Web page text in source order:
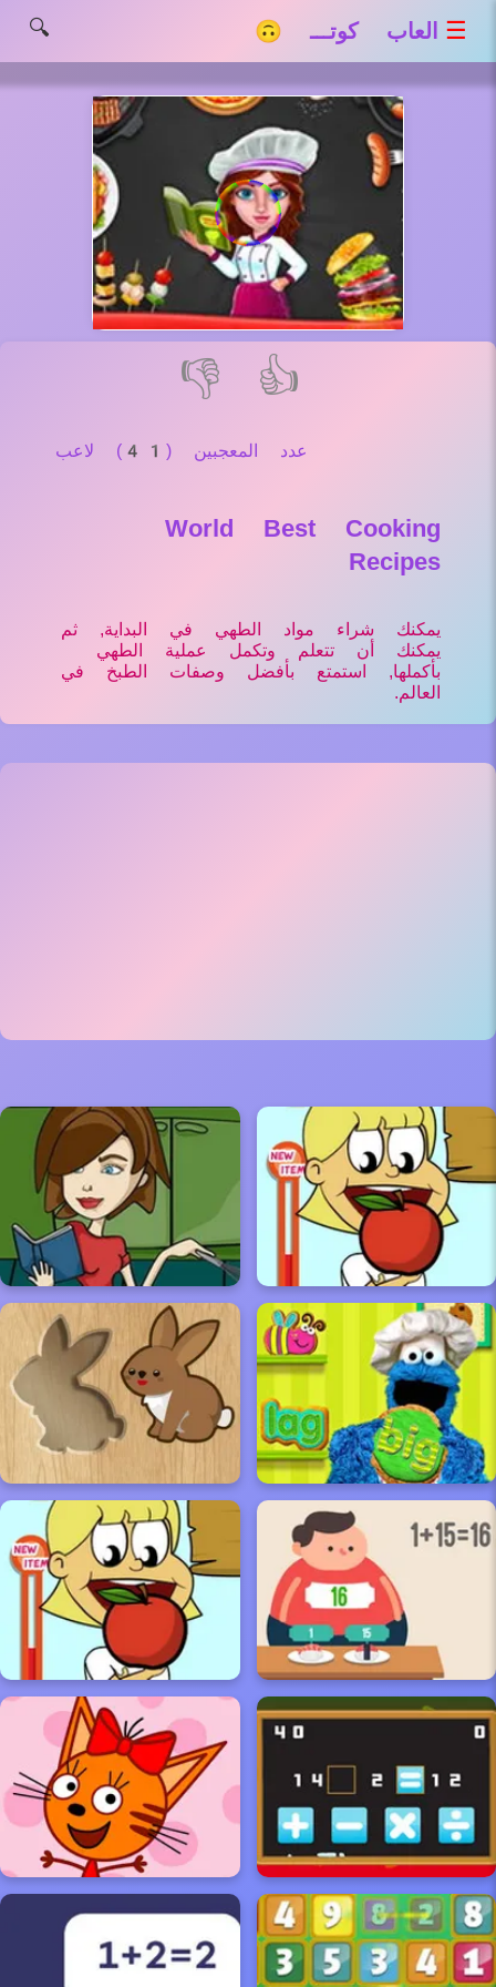
☰ العاب كوتـــ 🙃 🔍
👍
👎
عدد المعجبين (41) لاعب
World Best Cooking
Recipes
يمكنك شراء مواد الطهي في البداية, ثم
يمكنك أن تتعلم وتكمل عملية الطهي
بأكملها, استمتع بأفضل وصفات الطبخ في
العالم.